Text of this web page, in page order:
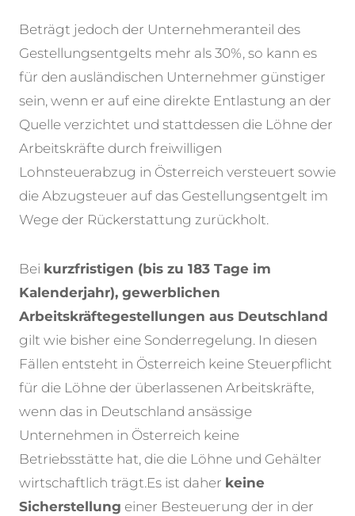
Beträgt jedoch der Unternehmeranteil des
Gestellungsentgelts mehr als 30%, so kann es
für den ausländischen Unternehmer günstiger
sein, wenn er auf eine direkte Entlastung an der
Quelle verzichtet und stattdessen die Löhne der
Arbeitskräfte durch freiwilligen
Lohnsteuerabzug in Österreich versteuert sowie
die Abzugsteuer auf das Gestellungsentgelt im
Wege der Rückerstattung zurückholt.
Bei kurzfristigen (bis zu 183 Tage im
Kalenderjahr), gewerblichen
Arbeitskräftegestellungen aus Deutschland
gilt wie bisher eine Sonderregelung. In diesen
Fällen entsteht in Österreich keine Steuerpflicht
für die Löhne der überlassenen Arbeitskräfte,
wenn das in Deutschland ansässige
Unternehmen in Österreich keine
Betriebsstätte hat, die die Löhne und Gehälter
wirtschaftlich trägt.Es ist daher keine
Sicherstellung einer Besteuerung der in der